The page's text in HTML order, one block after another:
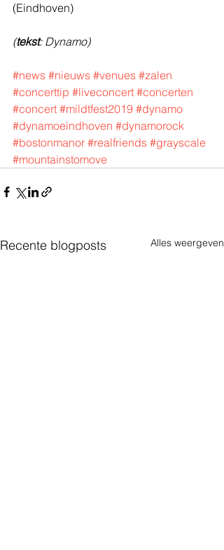
(Eindhoven)
(tekst: Dynamo)
#news #nieuws #venues #zalen
#concerttip #liveconcert #concerten
#concert #mildtfest2019 #dynamo
#dynamoeindhoven #dynamorock
#bostonmanor #realfriends #grayscale
#mountainstomove
Recente blogposts Alles weergeven